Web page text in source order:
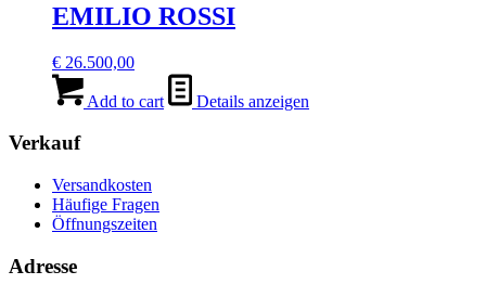
EMILIO ROSSI
€ 26.500,00
Add to cart Details anzeigen
Verkauf
Versandkosten
Häufige Fragen
Öffnungszeiten
Adresse